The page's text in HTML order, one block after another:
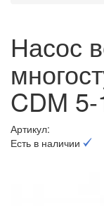
Насос
CDM
Артикул:
Есть в наличии